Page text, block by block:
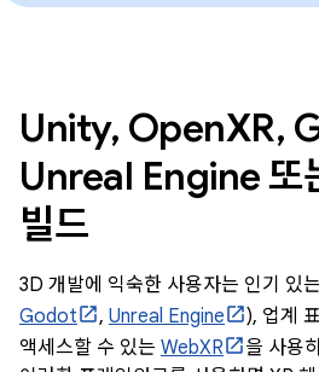
Unity, OpenXR,
Unreal Engine 또
빌드
3D 개발에 익숙한 사용자는 인기 있
Godot
, Unreal Engine ), 업계
액세스할 수 있는 WebXR
을 사용